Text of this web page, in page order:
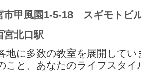
市甲風園1-5-18 スギモトビ
宮北口駅
地に多数の教室を展開してい
こと、あなたのライフスタ